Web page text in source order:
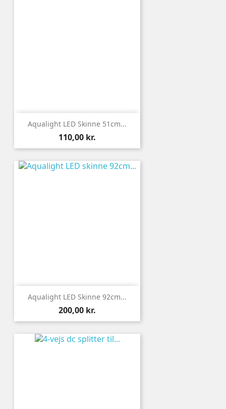
Aqualight LED Skinne 51cm...
Pris
110,00 kr.
Aqualight LED Skinne 92cm...
Pris
200,00 kr.